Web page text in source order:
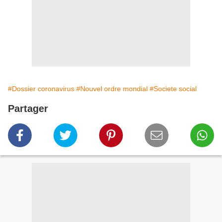
#Dossier coronavirus #Nouvel ordre mondial #Societe social
Partager